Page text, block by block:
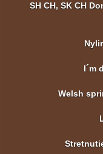
SH CH, SK CH
I´m
Welsh